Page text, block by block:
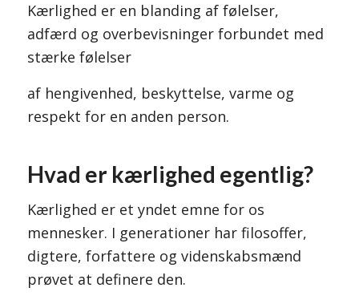
Kærlighed er en blanding af følelser,
adfærd og overbevisninger forbundet med
stærke følelser
af hengivenhed, beskyttelse, varme og
respekt for en anden person.
Hvad er kærlighed egentlig?
Kærlighed er et yndet emne for os
mennesker. I generationer har filosoffer,
digtere, forfattere og videnskabsmænd
prøvet at definere den.